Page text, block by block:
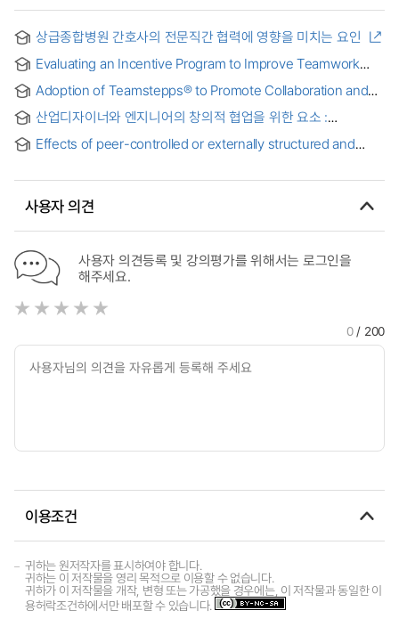
상급종합병원 간호사의 전문직간 협력에 영향을 미치는 요인
Evaluating an Incentive Program to Improve Teamwork
Adoption of Teamstepps® to Promote Collaboration and
Problem-Solving: A Pilot Training Program for Clinical
Nursing Leaders
산업디자이너와 엔지니어의 창의적 협업을 위한 요소 :
creative collaboration between industrial designer and
measurement on design
Effects of peer-controlled or externally structured and
processes and related individual attitudes in well-
a hybrid course
사용자 의견
사용자 의견등록 및 강의평가를 위해서는 로그인을
해주세요.
0/ 200
이용조건
귀하는 원저작자를 표시하여야 합니다.
귀하는 이 저작물을 영리 목적으로 이용할 수 없습니다.
귀하가 이 저작물을 개작, 변형 또는 가공했을 경우에는, 이 저작물과 동일한 이
용허락조건하에서만 배포할 수 있습니다.